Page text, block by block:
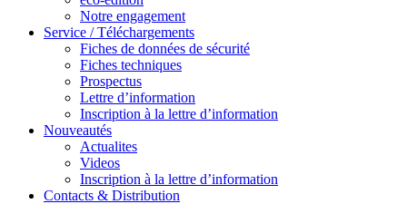
Notre engagement
Service / Téléchargements
Fiches de données de sécurité
Fiches techniques
Prospectus
Lettre d’information
Inscription à la lettre d’information
Nouveautés
Actualites
Videos
Inscription à la lettre d’information
Contacts & Distribution